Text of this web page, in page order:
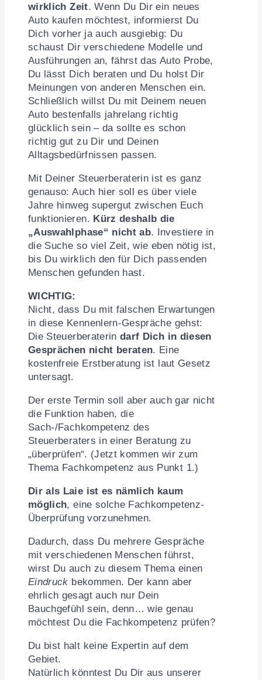
wirklich Zeit. Wenn Du Dir ein neues
Auto kaufen möchtest, informierst Du
Dich vorher ja auch ausgiebig: Du
schaust Dir verschiedene Modelle und
Ausführungen an, fährst das Auto Probe,
Du lässt Dich beraten und Du holst Dir
Meinungen von anderen Menschen ein.
Schließlich willst Du mit Deinem neuen
Auto bestenfalls jahrelang richtig
glücklich sein – da sollte es schon
richtig gut zu Dir und Deinen
Alltagsbedürfnissen passen.
Mit Deiner Steuerberaterin ist es ganz
genauso: Auch hier soll es über viele
Jahre hinweg supergut zwischen Euch
funktionieren. Kürz deshalb die
„Auswahlphase“ nicht ab. Investiere in
die Suche so viel Zeit, wie eben nötig ist,
bis Du wirklich den für Dich passenden
Menschen gefunden hast.
WICHTIG:
Nicht, dass Du mit falschen Erwartungen
in diese Kennenlern-Gespräche gehst:
Die Steuerberaterindarf Dich in diesen
Gesprächen nicht beraten. Eine
kostenfreie Erstberatung ist laut Gesetz
untersagt.
Der erste Termin soll aber auch gar nicht
die Funktion haben, die
Sach-/Fachkompetenz des
Steuerberaters in einer Beratung zu
„überprüfen“. (Jetzt kommen wir zum
Thema Fachkompetenz aus Punkt 1.)
Dir als Laie ist es nämlich kaum
möglich, eine solche Fachkompetenz-
Überprüfung vorzunehmen.
Dadurch, dass Du mehrere Gespräche
mit verschiedenen Menschen führst,
wirst Du auch zu diesem Thema einen
Eindruck bekommen. Der kann aber
ehrlich gesagt auch nur Dein
Bauchgefühl sein, denn… wie genau
möchtest Du die Fachkompetenz prüfen?
Du bist halt keine Expertin auf dem
Gebiet.
Natürlich könntest Du Dir aus unserer